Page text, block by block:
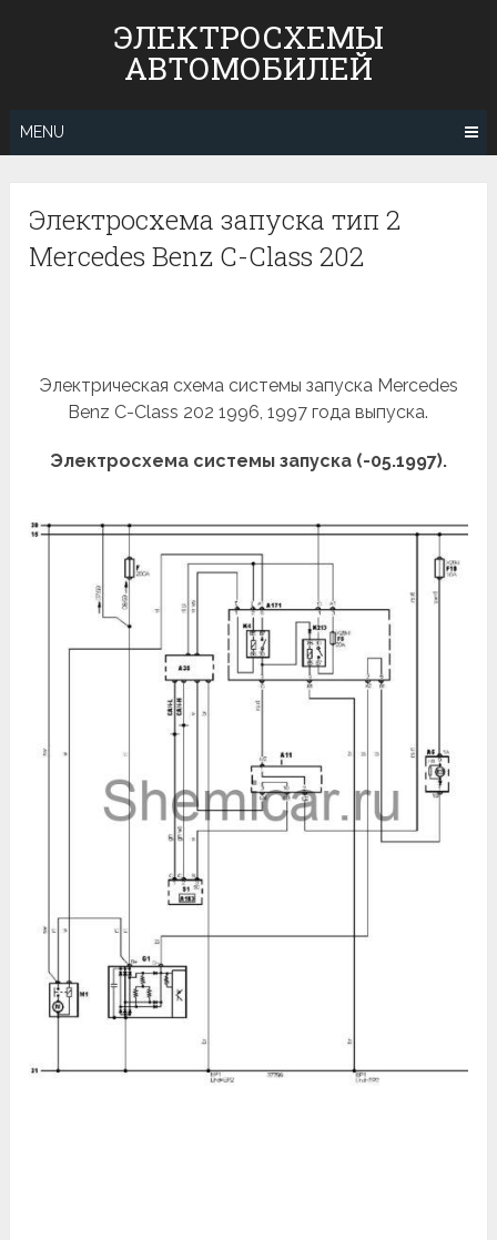
ЭЛЕКТРОСХЕМЫ
АВТОМОБИЛЕЙ
MENU
Электросхема запуска тип 2
Mercedes Benz С-Class 202
Электрическая схема системы запуска Mercedes
Benz С-Class 202 1996, 1997 года выпуска.
Электросхема системы запуска (-05.1997).